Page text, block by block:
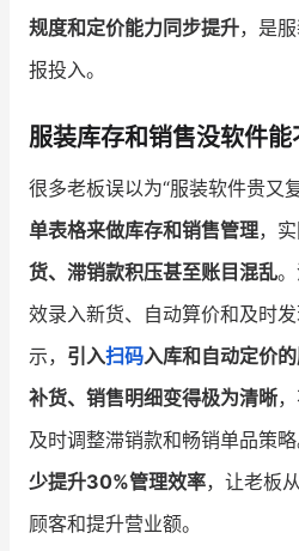
规度和定价能力同步提升，是
报投入。
服装库存和销售没软件能
很多老板误以为“服装软件贵又复
单表格来做库存和销售管理，
货、滞销款积压甚至账目混乱
效录入新货、自动算价和及时
示， 引入扫码入库和自动定价
补货、销售明细变得极为清晰
及时调整滞销款和畅销单品策
少提升30%管理效率，让老板
顾客和提升营业额。